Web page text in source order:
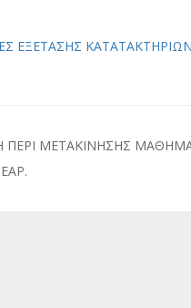
ΕΞΕΤΑΣΗΣ ΚΑΤΑΤΑΚΤΗΡΙΩΝ
ΠΕΡΙ ΜΕΤΑΚΙΝΗΣΗΣ